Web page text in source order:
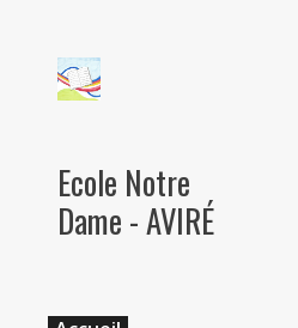
Ecole Notre
Dame - AVIRÉ